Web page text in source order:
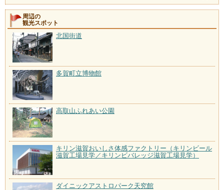
周辺の
観光スポット
北国街道
多賀町立博物館
高取山ふれあい公園
キリン滋賀おいしさ体感ファクトリー（キリンビール
滋賀工場見学／キリンビバレッジ滋賀工場見学）
ダイニックアストロパーク天究館